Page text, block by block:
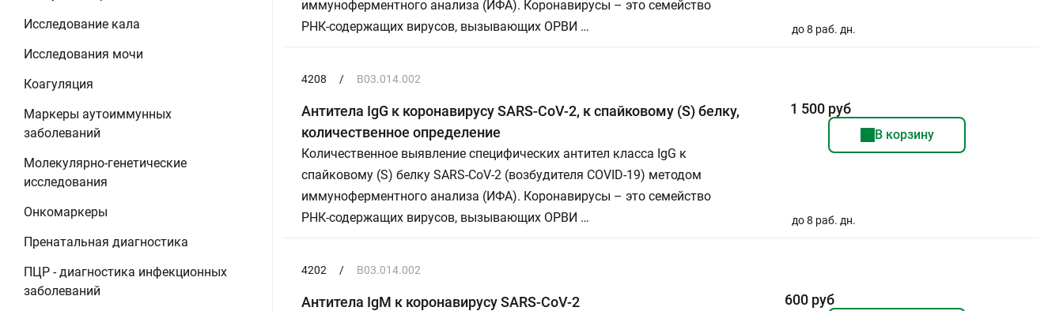
Исследование кала
Исследования мочи
Коагуляция
Маркеры аутоиммунных
заболеваний
Молекулярно-генетические
исследования
Онкомаркеры
Пренатальная диагностика
ПЦР - диагностика инфекционных
заболеваний
иммуноферментного анализа (ИФА). Коронавирусы – это семейство
РНК-содержащих вирусов, вызывающих ОРВИ …
до 8 раб. дн.
4208 / B03.014.002
Антитела IgG к коронавирусу SARS-CoV-2, к спайковому (S) белку,
количественное определение
Количественное выявление специфических антител класса IgG к
спайковому (S) белку SARS-CoV-2 (возбудителя COVID-19) методом
иммуноферментного анализа (ИФА). Коронавирусы – это семейство
РНК-содержащих вирусов, вызывающих ОРВИ …
1 500 руб
В корзину
до 8 раб. дн.
4202 / B03.014.002
Антитела IgМ к коронавирусу SARS-CoV-2 600 руб